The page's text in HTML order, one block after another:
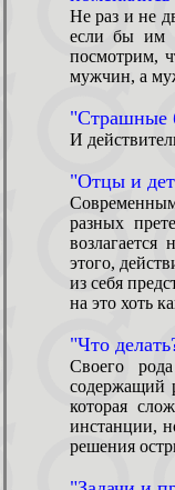
Не раз и не
если бы им
посмотрим,
мужчин, а
"Страшные
И
"Отцы и
разных
этого,
из себя
на это хоть
"Что
Своего
содержащий
которая
инстанции,
решения